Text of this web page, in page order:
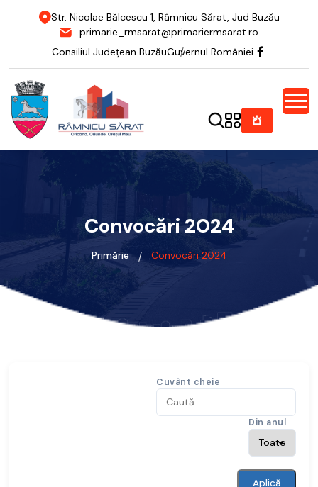
Str. Nicolae Bălcescu 1, Râmnicu Sărat, Jud Buzău
primarie_rmsarat@primariermsarat.ro
Consiliul Județean BuzăuGuvernul României
Convocări 2024
Primărie Convocări 2024
Cuvânt cheie
Din anul
Aplică